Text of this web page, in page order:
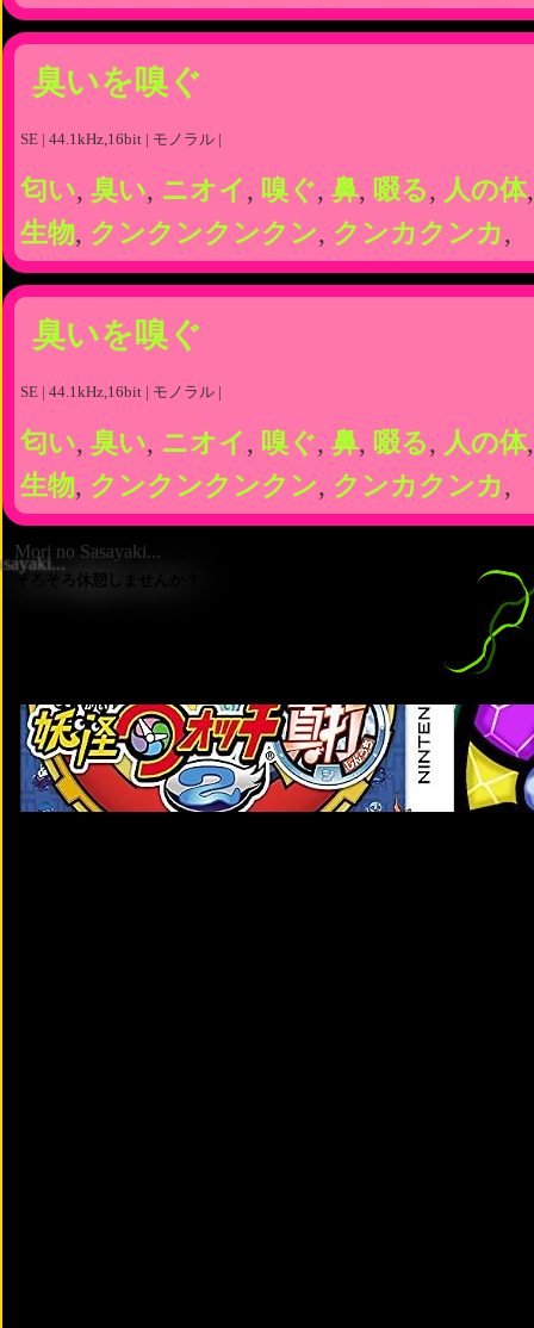
臭いを嗅ぐ
SE | 44.1kHz,16bit | モノラル |
匂い, 臭い, ニオイ , 嗅ぐ, 鼻, 啜る, 人の体
生物, クンクンクンクン, クンカクンカ,
臭いを嗅ぐ
SE | 44.1kHz,16bit | モノラル |
匂い, 臭い, ニオイ , 嗅ぐ, 鼻, 啜る, 人の体
生物, クンクンクンクン, クンカクンカ,
Mori no Sasayaki...
そろそろ休憩しませんか？